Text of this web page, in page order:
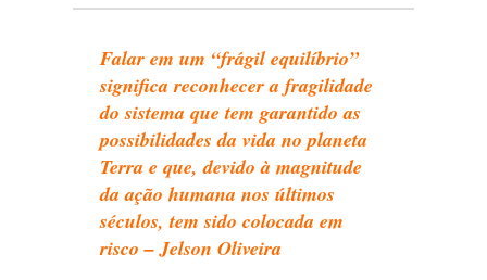
Falar em um “frágil equilíbrio”
significa reconhecer a fragilidade
do sistema que tem garantido as
possibilidades da vida no planeta
Terra e que, devido à magnitude
da ação humana nos últimos
séculos, tem sido colocada em
risco – Jelson Oliveira